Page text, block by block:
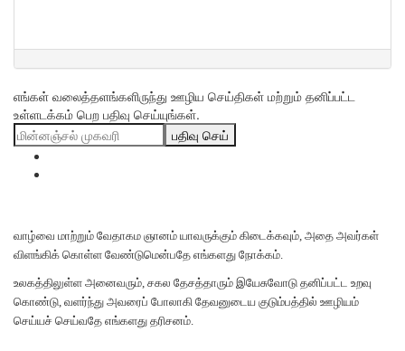
எங்கள் வலைத்தளங்களிருந்து ஊழிய செய்திகள் மற்றும் தனிப்பட்ட
உள்ளடக்கம் பெற பதிவு செய்யுங்கள்.
பதிவு செய்
வாழ்வை மாற்றும் வேதாகம ஞானம் யாவருக்கும் கிடைக்கவும், அதை அவர்கள்
விளங்கிக் கொள்ள வேண்டுமென்பதே எங்களது நோக்கம்.
உலகத்திலுள்ள அனைவரும், சகல தேசத்தாரும் இயேசுவோடு தனிப்பட்ட உறவு
கொண்டு, வளர்ந்து அவரைப் போலாகி தேவனுடைய குடும்பத்தில் ஊழியம்
செய்யச் செய்வதே எங்களது தரிசனம்.